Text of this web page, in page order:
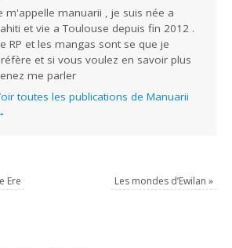
m'appelle manuarii , je suis née a
et vie a Toulouse depuis fin 2012 .
RP et les mangas sont se que je
et si vous voulez en savoir plus
me parler
toutes les publications de Manuarii
Ere Les mondes d’Ewilan »